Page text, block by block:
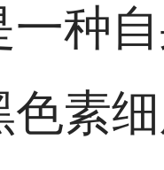
种
素